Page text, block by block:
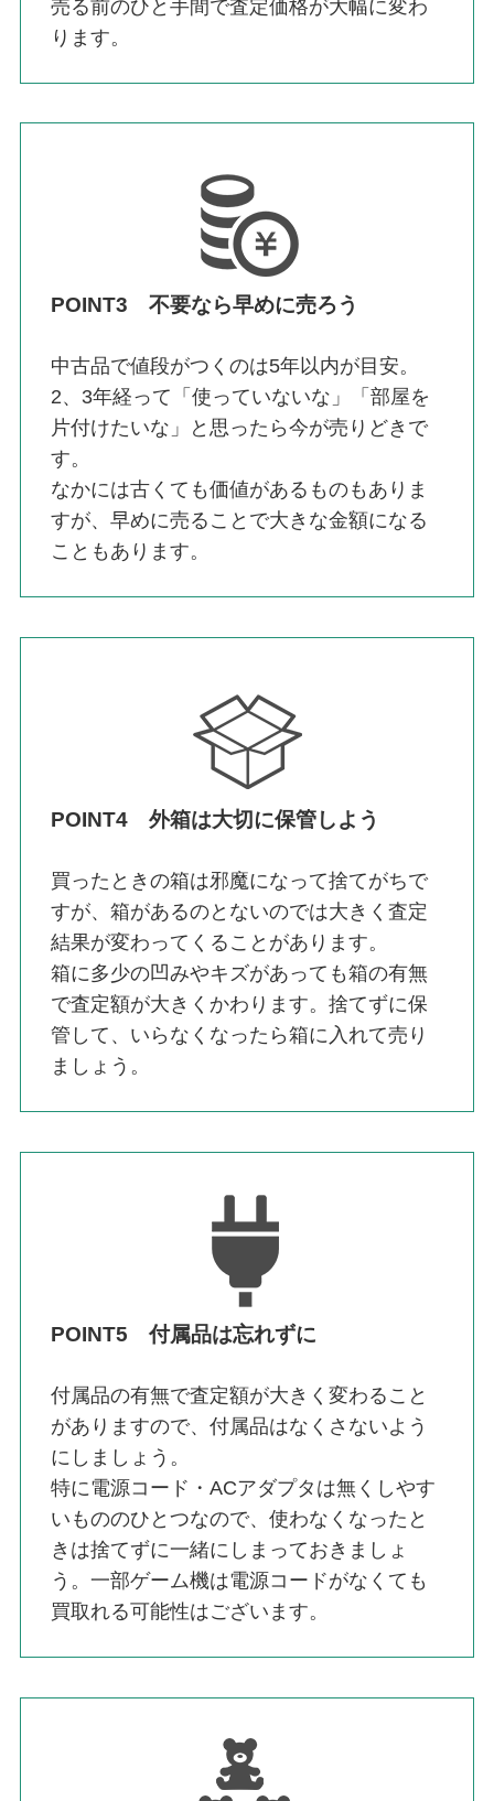
売る前のひと手間で査定価格が大幅に変わ
ります。
POINT3 不要なら早めに売ろう
中古品で値段がつくのは5年以内が目安。
2、3年経って「使っていないな」「部屋を
片付けたいな」と思ったら今が売りどきで
す。
なかには古くても価値があるものもありま
すが、早めに売ることで大きな金額になる
こともあります。
POINT4 外箱は大切に保管しよう
買ったときの箱は邪魔になって捨てがちで
すが、箱があるのとないのでは大きく査定
結果が変わってくることがあります。
箱に多少の凹みやキズがあっても箱の有無
で査定額が大きくかわります。捨てずに保
管して、いらなくなったら箱に入れて売り
ましょう。
POINT5 付属品は忘れずに
付属品の有無で査定額が大きく変わること
がありますので、付属品はなくさないよう
にしましょう。
特に電源コード・ACアダプタは無くしやす
いもののひとつなので、使わなくなったと
きは捨てずに一緒にしまっておきましょ
う。一部ゲーム機は電源コードがなくても
買取れる可能性はございます。